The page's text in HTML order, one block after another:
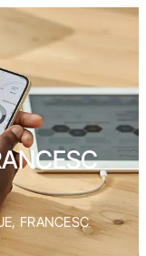
FRANCESC